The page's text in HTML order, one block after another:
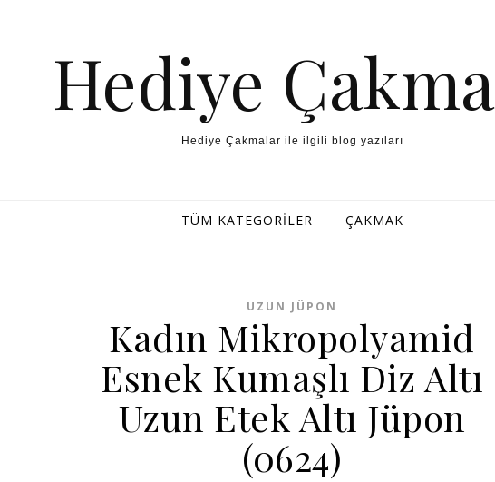
Hediye
Hediye Çakmalar ile ilgili blog yazıları
TÜM KATEGORILER ÇAKMAK
UZUN JÜPON
Kadın Mikropolyamid
Esnek Kumaşlı Diz Altı
Uzun Etek Altı Jüpon
(0624)